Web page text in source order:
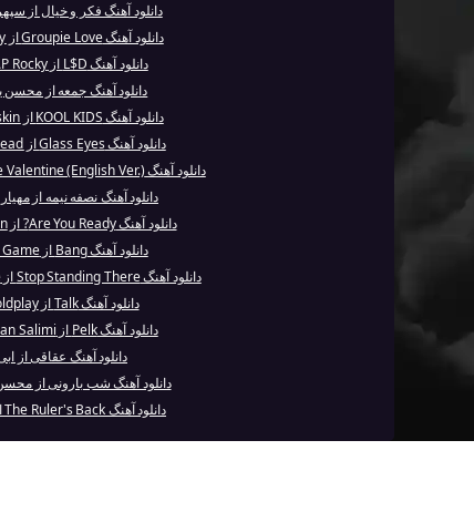
دانلود آهنگ فکر و خیال از
دانلود آهنگ Groupie Love از Hit-Boy
دانلود آهنگ L$D از A$AP Rocky
دانلود آهنگ جمعه از محسن
دانلود آهنگ KOOL KIDS از Måneskin
دانلود آهنگ Glass Eyes از Radiohead
دانلود آهنگ Blue Valentine (English Ver.) از NMIXX
دانلود آهنگ نصفه نیمه از
دانلود آهنگ Are You Ready? از Måneskin
دانلود آهنگ Bang از The Game
دانلود آهنگ Stop Standing There از Avril Lavigne
دانلود آهنگ Talk از Coldplay
دانلود آهنگ Pelk از Peyman Salimi
دانلود آهنگ عقاقی از
دانلود آهنگ شب بارونی از
دانلود آهنگ The Ruler's Back از JAY-Z